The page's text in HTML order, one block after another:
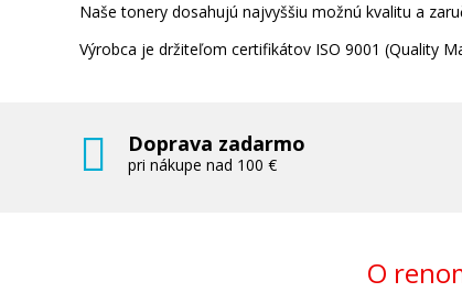
157,90 €
Naše tonery dosahujú najvyššiu možnú kvalitu a
Výrobca je držiteľom certifikátov ISO 9001 (Quality
Doprava zadarmo
pri nákupe nad 100 €
O